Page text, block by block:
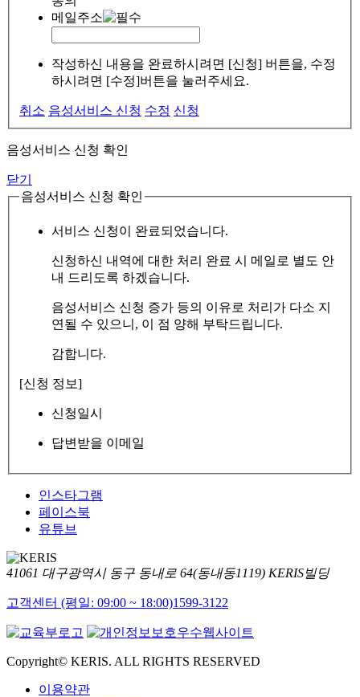
메일주소
작성하신 내용을 완료하시려면 [신청] 버튼을, 수정
하시려면 [수정]버튼을 눌러주세요.
취소 음성서비스 신청 수정 신청
음성서비스 신청 확인
닫기
음성서비스 신청 확인
서비스 신청이 완료되었습니다.
신청하신 내역에 대한 처리 완료 시 메일로 별도 안
내 드리도록 하겠습니다.
음성서비스 신청 증가 등의 이유로 처리가 다소 지
연될 수 있으니, 이 점 양해 부탁드립니다.
감합니다.
[신청 정보]
신청일시
답변받을 이메일
인스타그램
페이스북
유튜브
41061 대구광역시 동구 동내로 64(동내동1119) KERIS빌딩
고객센터 (평일: 09:00 ~ 18:00)1599-3122
Copyright© KERIS. ALL RIGHTS RESERVED
이용약관